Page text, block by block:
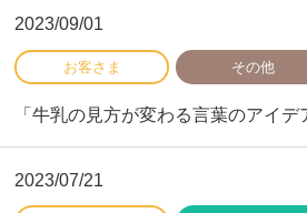
2023/09/01
「牛乳の見方が変わる言葉のアイ
2023/07/21